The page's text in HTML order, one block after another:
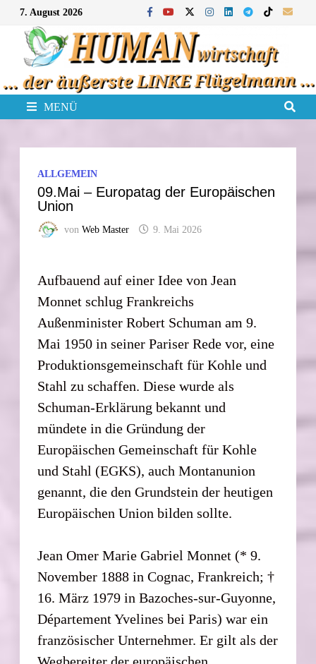
Zum
Inhalt
springen
7. August 2026
MENÜ
ALLGEMEIN
09.Mai – Europatag der Europäischen
Union
vonWeb Master 9. Mai 2026
Aufbauend auf einer Idee von Jean
Monnet schlug Frankreichs
Außenminister Robert Schuman am 9.
Mai 1950 in seiner Pariser Rede vor, eine
Produktionsgemeinschaft für Kohle und
Stahl zu schaffen. Diese wurde als
Schuman-Erklärung bekannt und
mündete in die Gründung der
Europäischen Gemeinschaft für Kohle
und Stahl (EGKS), auch Montanunion
genannt, die den Grundstein der heutigen
Europäischen Union bilden sollte.
Jean Omer Marie Gabriel Monnet (* 9.
November 1888 in Cognac, Frankreich; †
16. März 1979 in Bazoches-sur-Guyonne,
Département Yvelines bei Paris) war ein
französischer Unternehmer. Er gilt als der